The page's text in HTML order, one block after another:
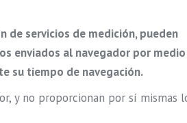
servicios de medición, pueden
enviados al navegador por medio
su tiempo de navegación.
y no proporcionan por sí mismas